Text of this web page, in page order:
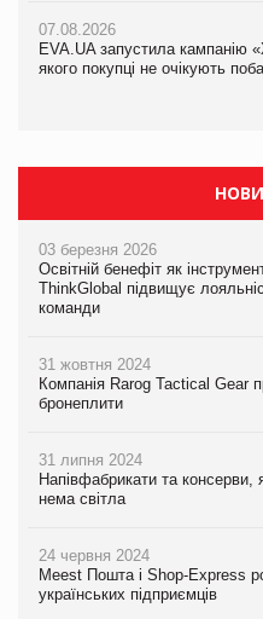
07.08.2026
EVA.UA запустила кампанію
якого покупці не очікують
05.08.2026
Мережа супермаркетів
03 березня 2026
Освітній бенефіт як
ThinkGlobal підвищує
команди
31 жовтня 2024
Компанія Rarog Tactical Gear
бронеплити
31 липня 2024
Напівфабрикати та консерви,
нема світла
24 червня 2024
Meest Пошта і Shop-Express
українських підприємців